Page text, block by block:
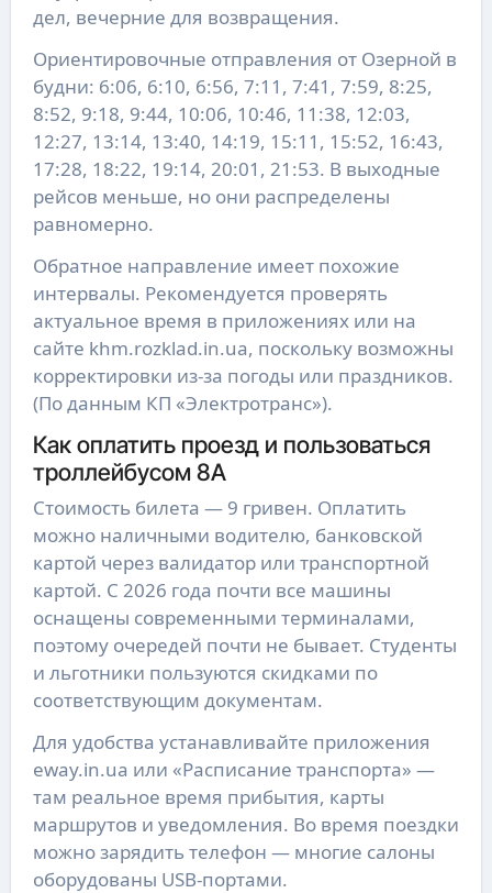
дел, вечерние для возвращения.
Ориентировочные отправления от Озерной в
будни: 6:06, 6:10, 6:56, 7:11, 7:41, 7:59, 8:25,
8:52, 9:18, 9:44, 10:06, 10:46, 11:38, 12:03,
12:27, 13:14, 13:40, 14:19, 15:11, 15:52, 16:43,
17:28, 18:22, 19:14, 20:01, 21:53. В выходные
рейсов меньше, но они распределены
равномерно.
Обратное направление имеет похожие
интервалы. Рекомендуется проверять
актуальное время в приложениях или на
сайте khm.rozklad.in.ua, поскольку возможны
корректировки из-за погоды или праздников.
(По данным КП «Электротранс»).
Как оплатить проезд и пользоваться
троллейбусом 8А
Стоимость билета — 9 гривен. Оплатить
можно наличными водителю, банковской
картой через валидатор или транспортной
картой. С 2026 года почти все машины
оснащены современными терминалами,
поэтому очередей почти не бывает. Студенты
и льготники пользуются скидками по
соответствующим документам.
Для удобства устанавливайте приложения
eway.in.ua или «Расписание транспорта» —
там реальное время прибытия, карты
маршрутов и уведомления. Во время поездки
можно зарядить телефон — многие салоны
оборудованы USB-портами.